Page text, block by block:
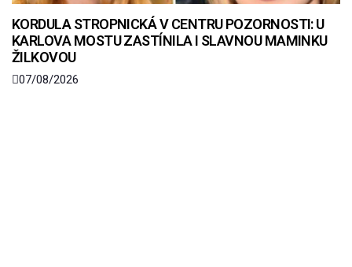
KORDULA STROPNICKÁ V CENTRU POZORNOSTI: U
KARLOVA MOSTU ZASTÍNILA I SLAVNOU MAMINKU
ŽILKOVOU
07/08/2026